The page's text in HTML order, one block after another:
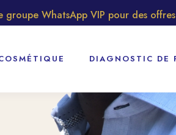
WhatsApp VIP pour des offres
DIAGNOSTIC DE